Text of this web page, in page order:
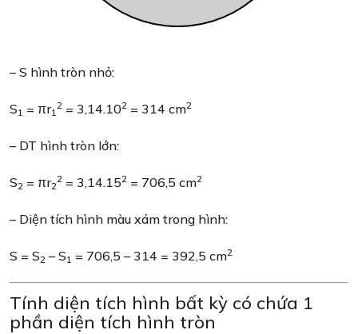
– S hình tròn nhỏ:
S1 = πr1
2 = 3,14.102 = 314 cm2
– DT hình tròn lớn:
S2 = πr2
2 = 3,14.152 = 706,5 cm2
– Diện tích hình màu xám trong hình:
S = S2 – S1 = 706,5 – 314 = 392,5 cm2
Tính diện tích hình bất kỳ có chứa 1
phần diện tích hình tròn